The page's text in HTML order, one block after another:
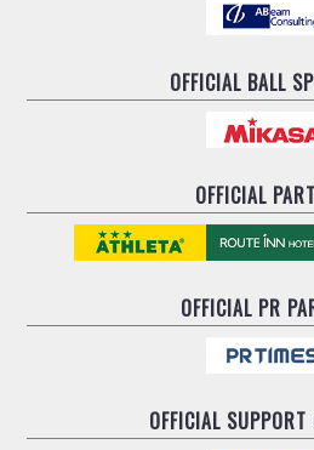
選手の通算記録（Ｆ２）
ヴォスクオーレ仙台
Y．S．C．C．横浜
ヴィンセドール白山
アグレミーナ浜松
ポルセイド浜田
ミラクルスマイル新居浜
OFFICIAL BALL
OFFICIAL
OFFICIALPR
OFFICIAL SUPPORT